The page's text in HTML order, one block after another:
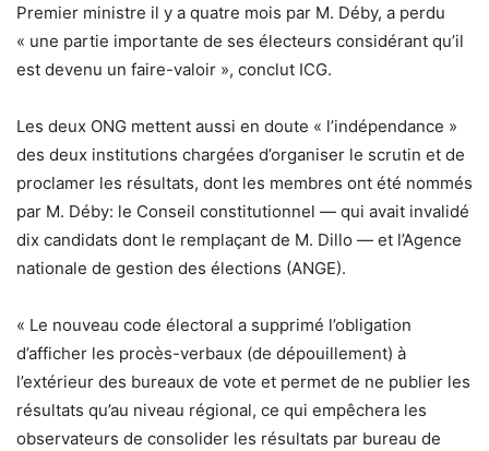
Premier ministre il y a quatre mois par M. Déby, a perdu
« une partie importante de ses électeurs considérant qu’il
est devenu un faire-valoir », conclut ICG.
Les deux ONG mettent aussi en doute « l’indépendance »
des deux institutions chargées d’organiser le scrutin et de
proclamer les résultats, dont les membres ont été nommés
par M. Déby: le Conseil constitutionnel — qui avait invalidé
dix candidats dont le remplaçant de M. Dillo — et l’Agence
nationale de gestion des élections (ANGE).
« Le nouveau code électoral a supprimé l’obligation
d’afficher les procès-verbaux (de dépouillement) à
l’extérieur des bureaux de vote et permet de ne publier les
résultats qu’au niveau régional, ce qui empêchera les
observateurs de consolider les résultats par bureau de